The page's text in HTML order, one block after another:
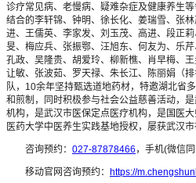
诊疗常见病、老慢病、疑难杂症及健康养生
结合的李轩锦、钟明、徐长化、姜瑞雪、张
进、王儒英、李家发、刘玉茂、高进、段正
旻、梅应兵、张振鄂、汪旭东、何友为、乐
孔政、吴隆贵、胡爱玲、柳新樵、肖早梅、
让敏、张波茹、罗天禄、朱长江、陈丽娟（
队，10余年坚持甄选道地药材，特邀湖北省
和煎制，同时积极参与社会公益慈善活动，
机构，是武汉市医保定点医疗机构，是国医
医药大学中医养生实践基地授权，屡获武汉市
咨询预约： 027-87878466 ，手机(微信同
移动官网咨询预约： https://